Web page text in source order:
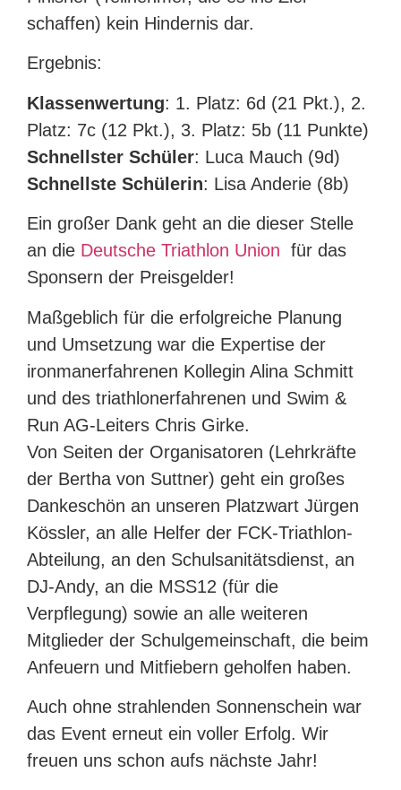
schaffen) kein Hindernis dar.
Ergebnis:
Klassenwertung: 1. Platz: 6d (21 Pkt.), 2.
Platz: 7c (12 Pkt.), 3. Platz: 5b (11 Punkte)
Schnellster Schüler: Luca Mauch (9d)
Schnellste Schülerin: Lisa Anderie (8b)
Ein großer Dank geht an die dieser Stelle
an die Deutsche Triathlon Union für das
Sponsern der Preisgelder!
Maßgeblich für die erfolgreiche Planung
und Umsetzung war die Expertise der
ironmanerfahrenen Kollegin Alina Schmitt
und des triathlonerfahrenen und Swim &
Run AG-Leiters Chris Girke.
Von Seiten der Organisatoren (Lehrkräfte
der Bertha von Suttner) geht ein großes
Dankeschön an unseren Platzwart Jürgen
Kössler, an alle Helfer der FCK-Triathlon-
Abteilung, an den Schulsanitätsdienst, an
DJ-Andy, an die MSS12 (für die
Verpflegung) sowie an alle weiteren
Mitglieder der Schulgemeinschaft, die beim
Anfeuern und Mitfiebern geholfen haben.
Auch ohne strahlenden Sonnenschein war
das Event erneut ein voller Erfolg. Wir
freuen uns schon aufs nächste Jahr!